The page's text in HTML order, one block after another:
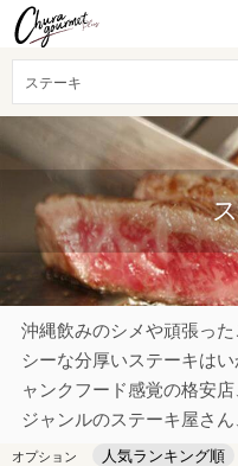
ステーキ
沖縄飲みのシメや頑張っ
シーな分厚いステーキは
ャンクフード感覚の格安
ジャンルのステーキ屋さ
オプション 人気ランキング順